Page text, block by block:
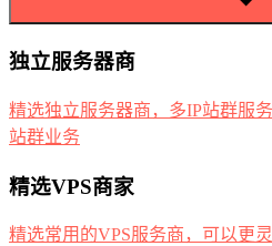
独立服务器商
精选独立服务器商，多IP站群服
站群业务
精选VPS商家
精选常用的VPS服务商，可以更